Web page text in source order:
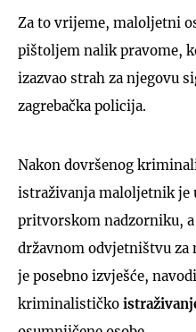
Za to vrijeme, maloljetni
pištoljem nalik pravome,
izazvao strah za njegovu
zagrebačka policija.
Nakon dovršenog
istraživanja maloljetnik je
pritvorskom nadzorniku,
državnom odvjetništvu za
je posebno izvješće,
kriminalističko